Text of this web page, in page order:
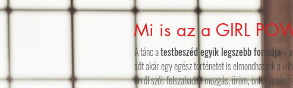
Mi is az a GIRL
A tánc atestbeszéd egyik legszebb formája –
sőt akár egy egész történetet is elmondhatunk a
erről szól: felszabadult mozgás, öröm, önkifejezés